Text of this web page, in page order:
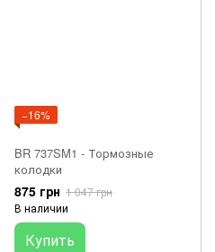
−16%
BR 737SM1 - Тормозные
колодки
875 грн 1 047 грн
В наличии
Купить